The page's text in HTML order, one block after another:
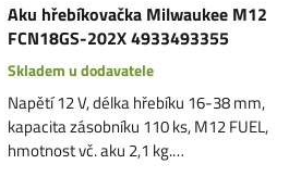
Aku hřebíkovačka Milwaukee M12
FCN18GS-202X 4933493355
Skladem u dodavatele
Napětí 12 V, délka hřebíku 16-38 mm,
kapacita zásobníku 110 ks, M12 FUEL,
hmotnost vč. aku 2,1 kg.…